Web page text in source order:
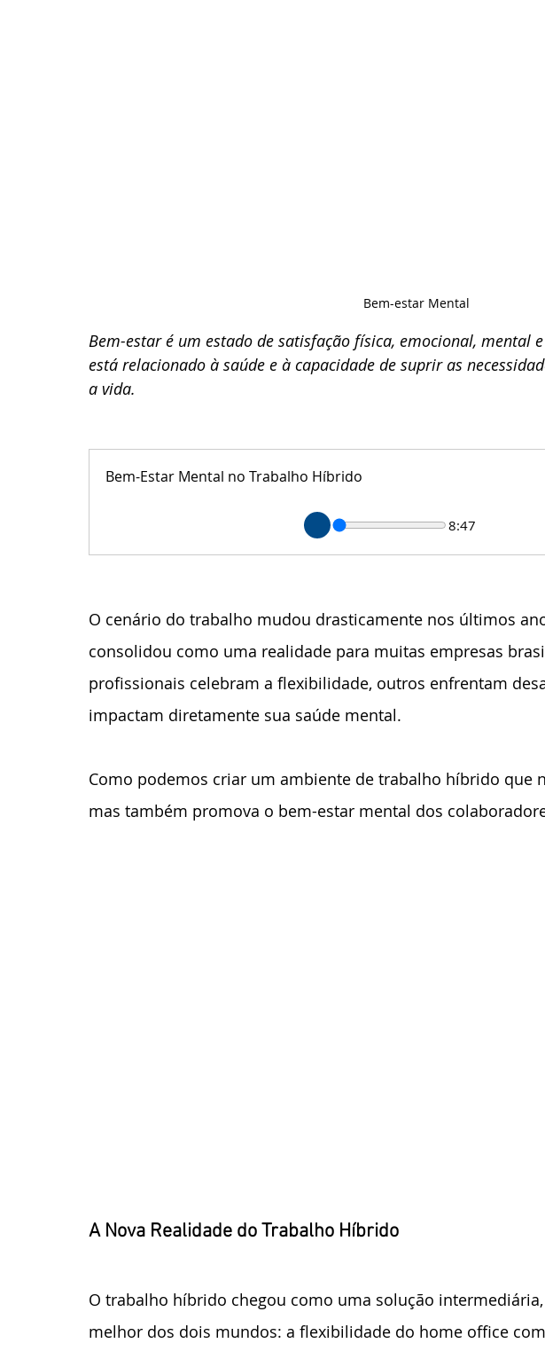
Bem-estar Mental
Bem-estar é um estado de satisfação física, emocional, mental
está relacionado à saúde e à capacidade de suprir as
a vida.
Bem-Estar Mental no Trabalho Híbrido
8:47
O cenário do trabalho mudou drasticamente nos últimos
consolidou como uma realidade para muitas empresas
profissionais celebram a flexibilidade, outros enfrentam
impactam diretamente sua saúde mental.
Como podemos criar um ambiente de trabalho híbrido que
mas também promova o bem-estar mental dos
A Nova Realidade do Trabalho Híbrido
O trabalho híbrido chegou como uma solução
melhor dos dois mundos: a flexibilidade do home office